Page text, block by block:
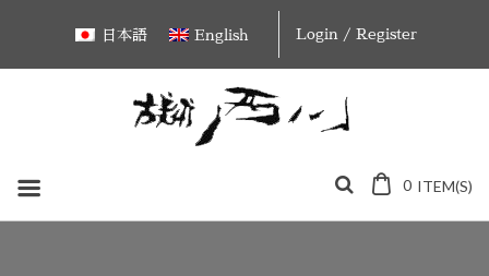
content
日本語 English Login / Register
0 ITEM(S)